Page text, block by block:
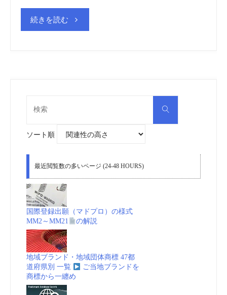
続きを読む"イ
ア
標
度
"
検
ソート順
最近閲覧数の多いページ (24-48 HOURS)
国際登録出願（マドプロ）の様式
MM2～MM21
の解説
地域ブランド・地域団体商標 47都
道府県別 一覧
ご当地ブランドを
商標から一纏め